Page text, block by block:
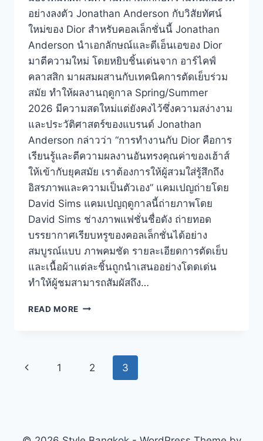
อย่างลงตัว Jonathan Anderson กับวิสัยทัศน์
ใหม่ของ Dior สำหรับคอลเล็กชั่นนี้ Jonathan
Anderson นำเอกลักษณ์และดีเอ็นเอของ Dior
มาตีความใหม่ โดยหยิบชิ้นเด่นจาก อาร์ไคฟ์
คลาสสิก มาผสมผสานกับเทคนิคการตัดเย็บร่วม
สมัย ทำให้ผลงานฤดูกาล Spring/Summer
2026 มีความสดใหม่แต่ยังคงไว้ซึ่งความสง่างาม
และประวัติศาสตร์ของแบรนด์ Jonathan
Anderson กล่าวว่า “การทำงานกับ Dior คือการ
เรียนรู้และตีความผลงานอันทรงคุณค่าของเฮ้าส์
ให้เข้ากับยุคสมัย เราต้องการให้ผู้สวมใส่รู้สึกถึง
อิสรภาพและความเป็นตัวเอง” แคมเปญถ่ายโดย
David Sims แคมเปญฤดูกาลนี้ถ่ายภาพโดย
David Sims ช่างภาพแฟชั่นชื่อดัง ถ่ายทอด
บรรยากาศเรียบหรูของคอลเล็กชั่นได้อย่าง
สมบูรณ์แบบ ภาพคมชัด รายละเอียดการตัดเย็บ
และเนื้อผ้าแต่ละชิ้นถูกนำเสนออย่างโดดเด่น
ทำให้ผู้ชมสามารถสัมผัสถึง…
READ MORE DIOR
Page
Previous
1 2 3